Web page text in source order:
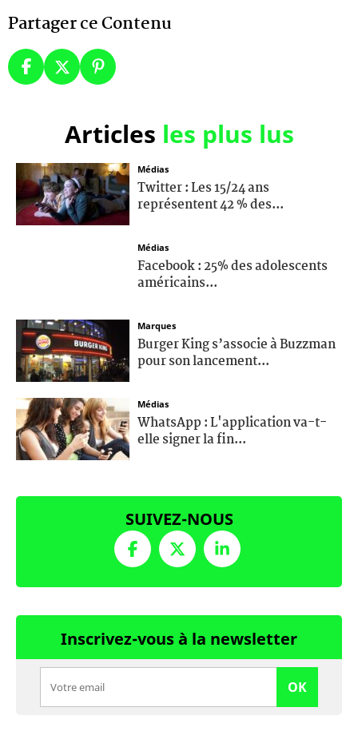
Partager ce Contenu
Articles les plus lus
Médias
Twitter : Les 15/24 ans
représentent 42 % des...
Médias
Facebook : 25% des adolescents
américains...
Marques
Burger King s’associe à Buzzman
pour son lancement...
Médias
WhatsApp : L'application va-t-
elle signer la fin...
SUIVEZ-NOUS
Inscrivez-vous à la newsletter
OK